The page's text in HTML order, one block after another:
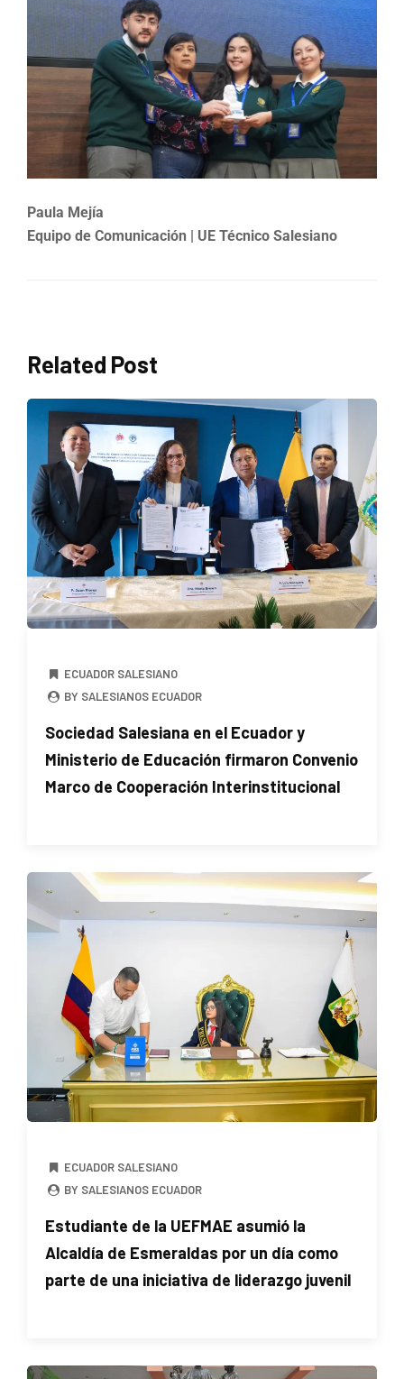
Paula Mejía
Equipo de Comunicación | UE Técnico Salesiano
Related Post
ECUADOR SALESIANO
BY SALESIANOS ECUADOR
Sociedad Salesiana en el Ecuador y
Ministerio de Educación firmaron Convenio
Marco de Cooperación Interinstitucional
ECUADOR SALESIANO
BY SALESIANOS ECUADOR
Estudiante de la UEFMAE asumió la
Alcaldía de Esmeraldas por un día como
parte de una iniciativa de liderazgo juvenil